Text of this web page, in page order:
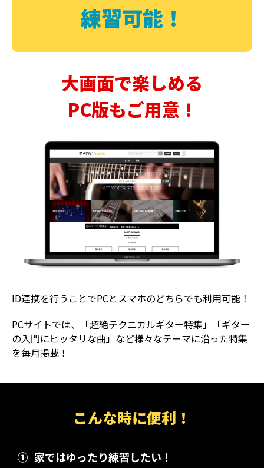
練習可能！
大画面で楽しめる
PC版もご用意！
ID連携を行うことでPCとスマホのどちらでも利用可能！
PCサイトでは、「超絶テクニカルギター特集」「ギター
の入門にピッタリな曲」など様々なテーマに沿った特集
を毎月掲載！
こんな時に便利！
① 家ではゆったり練習したい！